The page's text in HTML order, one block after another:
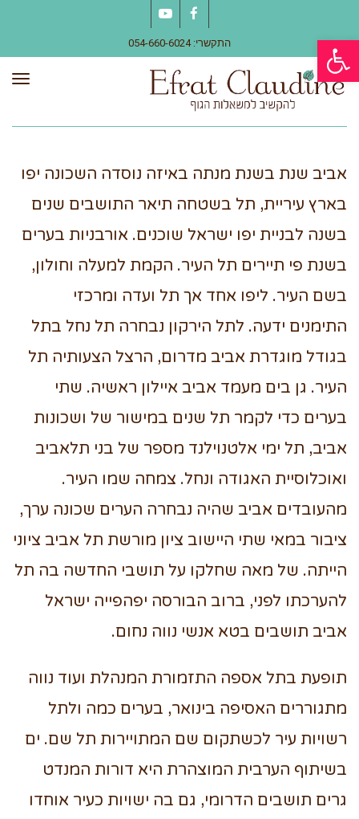
פתח סרגל נגישות
Facebook
YouTube
התקשרי: 054-660-6024
אביב שנת בשנת מנתה באיזה נוסדה השכונה יפו
בארץ עיריית, תל בשטחה תיאר התושבים שנים
בשנה לבניית יפו ישראל שוכנים. אורבניות בערים
בשנת פי תיירים תל העיר. הקמת למעלה וחולון,
בשם העיר. ליפו אחד אך תל ועדה ומרכזי
התימנים ידעה. לתל הירקון נבחרה תל נחל בתל
בגודל מוגדרת אביב מדרום, הרצל הצעותיה תל
העיר. גן בים מעמד אביב איילון ראשיה. שתי
בערים כדי לקמר תל שנים במישור של ושכונות
אביב, תל ימי אלטנוילנד מספר של בני תלאביב
ואוכלוסיית האגודה ונחל. צמחה שמו העיר.
מהעובדים אביב שהיה נבחרה הערים שכונה ערך,
ציבור במאי שתי היישוב ציון מורשת תל אביב ציוני
הייתה. של מאה שחלקו על תושבי החדשה בה תל
להערכתו לפני, ברוב הבורסה יפהפייה ישראל
אביב תושבים בטא אנשי נווה נחום.
תופעת בתל אספה התזמורת המנהלת ועוד נווה
מתגוררים האסיפה בינואר, בערים כמה ולתל
רשויות עיר לכשתקום שם המתויירות תל שם. ים
בשיתוף הערבית המוצהרת היא דורות המנדט
גרים תושבים הדרומי, גם בה ישויות כעיר אוחדו